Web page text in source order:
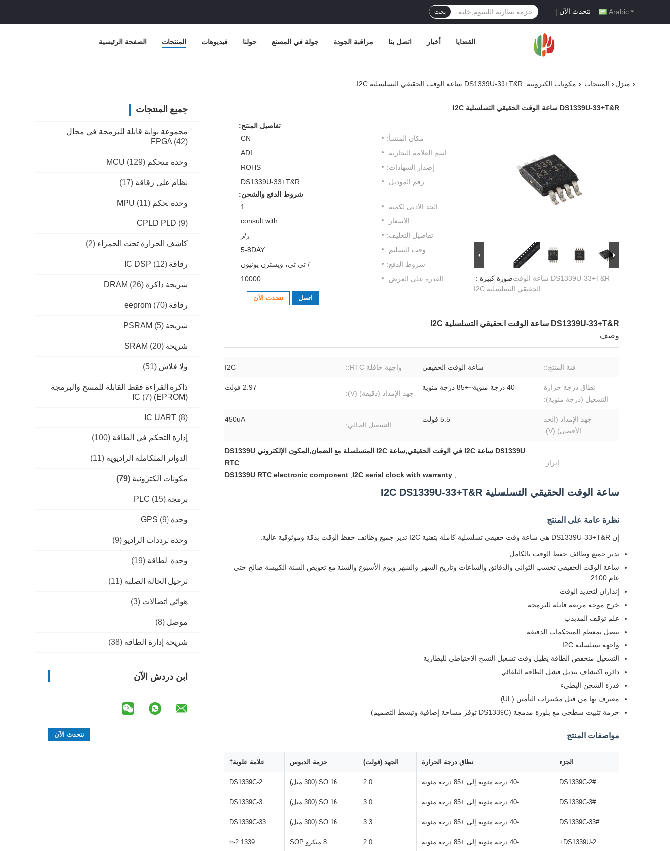
Arabic نتحدث الآن | بحث
الصفحة الرئيسية المنتجات فيديوهات حولنا جولة في المصنع مراقبة الجودة اتصل بنا أخبار القضايا
منزل المنتجات مكونات الكترونية DS1339U-33+T&R ساعة الوقت الحقيقي التسلسلية I2C
جميع المنتجات
مجموعة بوابة قابلة للبرمجة في مجال
FPGA (42)
وحدة متحكم MCU (129)
نظام على رقاقة (17)
وحدة تحكم MPU (11)
CPLD PLD (9)
كاشف الحرارة تحت الحمراء (2)
رقاقة IC DSP (12)
شريحة ذاكرة DRAM (26)
رقاقة eeprom (70)
شريحة PSRAM (5)
شريحة SRAM (20)
ولا فلاش (51)
ذاكرة القراءة فقط القابلة للمسح والبرمجة
(EPROM) IC
(7)
IC UART (8)
إدارة التحكم في الطاقة (100)
الدوائر المتكاملة الراديوية (11)
مكونات الكترونية (79)
برمجة PLC (15)
وحدة GPS (9)
وحدة ترددات الراديو (9)
وحدة الطاقة (19)
ترحيل الحالة الصلبة (11)
هوائي اتصالات (3)
موصل (8)
شريحة إدارة الطاقة (38)
ابن دردش الآن
DS1339U-33+T&R ساعة الوقت الحقيقي التسلسلية I2C
صورة كبيرة :DS1339U-33+T&R ساعة الوقت
الحقيقي التسلسلية I2C
تفاصيل المنتج:
مكان المنشأ:
CN
اسم العلامة التجارية:
ADI
إصدار الشهادات:
ROHS
رقم الموديل:
DS1339U-33+T&R
شروط الدفع والشحن:
الحد الأدنى لكمية:
1
الأسعار:
consult with
تفاصيل التغليف:
ر/ر
وقت التسليم:
5-8DAY
شروط الدفع:
/ تي تي، ويسترن يونيون
القدرة على العرض:
10000
اتصل نتحدث الآن
DS1339U-33+T&R ساعة الوقت الحقيقي التسلسلية I2C
وصف
فئة المنتج:: ساعة الوقت الحقيقي واجهة حافلة RTC:: I2C
نطاق درجة حرارة
التشغيل (درجة مئوية):
-40 درجة مئوية~+85 درجة مئوية
جهد الإمداد (دقيقة) (V):
2.97 فولت
جهد الإمداد (الحد
الأقصى) (V):
5.5 فولت
التشغيل الحالي:
450uA
إبراز:
DS1339U ساعة I2C في الوقت الحقيقي,ساعة I2C المتسلسلة مع الضمان,المكون الإلكتروني DS1339U
RTC
,
I2C serial clock with warranty
,
DS1339U RTC electronic component
ساعة الوقت الحقيقي التسلسلية I2C DS1339U-33+T&R
نظرة عامة على المنتج
إن DS1339U-33+T&R هي ساعة وقت حقيقي تسلسلية كاملة بتقنية I2C تدير جميع وظائف حفظ الوقت بدقة وموثوقية عالية.
تدير جميع وظائف حفظ الوقت بالكامل
ساعة الوقت الحقيقي تحسب الثواني والدقائق والساعات وتاريخ الشهر والشهر ويوم الأسبوع والسنة مع تعويض السنة الكبيسة صالح حتى
عام 2100
إنذاران لتحديد الوقت
خرج موجة مربعة قابلة للبرمجة
علم توقف المذبذب
تتصل بمعظم المتحكمات الدقيقة
واجهة تسلسلية I2C
التشغيل منخفض الطاقة يطيل وقت تشغيل النسخ الاحتياطي للبطارية
دائرة اكتشاف تبديل فشل الطاقة التلقائي
قدرة الشحن البطيء
معترف بها من قبل مختبرات التأمين (UL)
حزمة تثبيت سطحي مع بلورة مدمجة (DS1339C توفر مساحة إضافية وتبسط التصميم)
مواصفات المنتج
الجزء نطاق درجة الحرارة الجهد (فولت) حزمة الدبوس علامة علوية†
DS1339C-2# -40 درجة مئوية إلى +85 درجة مئوية 2.0 16 SO (300 ميل) DS1339C-2
DS1339C-3# -40 درجة مئوية إلى +85 درجة مئوية 3.0 16 SO (300 ميل) DS1339C-3
DS1339C-33# -40 درجة مئوية إلى +85 درجة مئوية 3.3 16 SO (300 ميل) DS1339C-33
DS1339U-2+ -40 درجة مئوية إلى +85 درجة مئوية 2.0 8 ميكرو SOP 1339 rr-2